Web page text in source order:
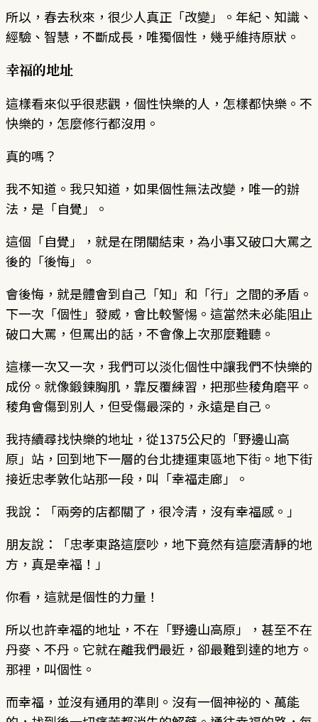
所以，春去秋來，很少人真正「改變」。年紀、知識、
經驗、智慧，不斷成長，唯獨個性，幾乎維持原狀。
幸福的地址
這樣看來似乎很悲觀，個性快樂的人，怎樣都快樂。不
快樂的，怎麼修行都沒用。
真的嗎？
我不知道。我只知道，如果個性無法改變，唯一的辦
法，是「自覺」。
這個「自覺」，就是在閉關結束，為小事又破口大罵之
後的「後悔」。
會後悔，就是體會到自己「知」和「行」之間的矛盾。
下一次「個性」發威，會比較警惕。這當然未必能阻止
破口大罵，但罵出的話，不會像上次那麼難聽。
這樣一次又一次，我們可以淡化個性中讓我們不快樂的
成份。就像鍛鍊胸肌，靠反覆練習，把那些稜角磨平。
稜角會傷到別人，但受傷最深的，永遠是自己。
我持續尋找快樂的地址，從1375公尺的「野邊山高
原」站，回到地下一層的台北捷運東區地下街。地下街
接近忠孝敦化站那一段，叫「幸福走廊」。
我說：「兩旁的店都關了，很冷清，沒有幸福感。」
朋友說：「忠孝東路這麼吵，地下竟然有這麼清靜的地
方，真是幸福！」
你看，這就是個性的力量！
所以也許幸福的地址，不在「野邊山高原」，甚至不在
丹麥、不丹。它就在離我們最近，卻最難到達的地方。
那裡，叫個性。
而幸福，並沒有通用的準則。沒有一個神祕的、萬能